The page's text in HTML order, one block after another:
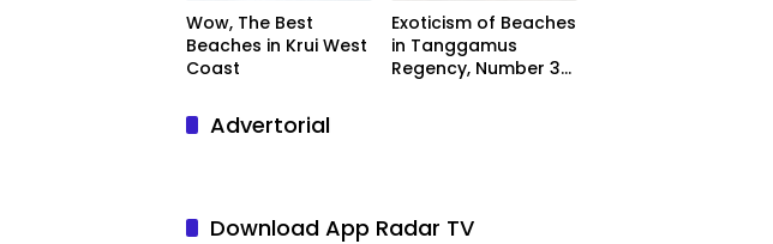
Wow, The Best
Beaches in Krui West
Coast
Exoticism of Beaches
in Tanggamus
Regency, Number 3
Advertorial
Download App Radar TV